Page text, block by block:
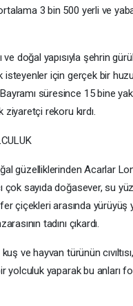
3 bin 500 yerli ve
ve doğal yapısıyla şehrin
isteyenler için gerçek bir
süresince 15 bine
ziyaretçi rekoru kırdı.
güzelliklerinden Acarlar
çok sayıda doğasever, su
çiçekleri arasında yürüyüş
tadını çıkardı.
ve hayvan türünün
yolculuk yaparak bu anları